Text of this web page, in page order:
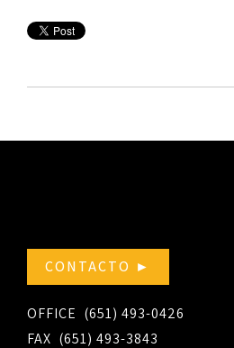
CONTACTO ►
OFFICE (651) 493-0426
FAX (651) 493-3843